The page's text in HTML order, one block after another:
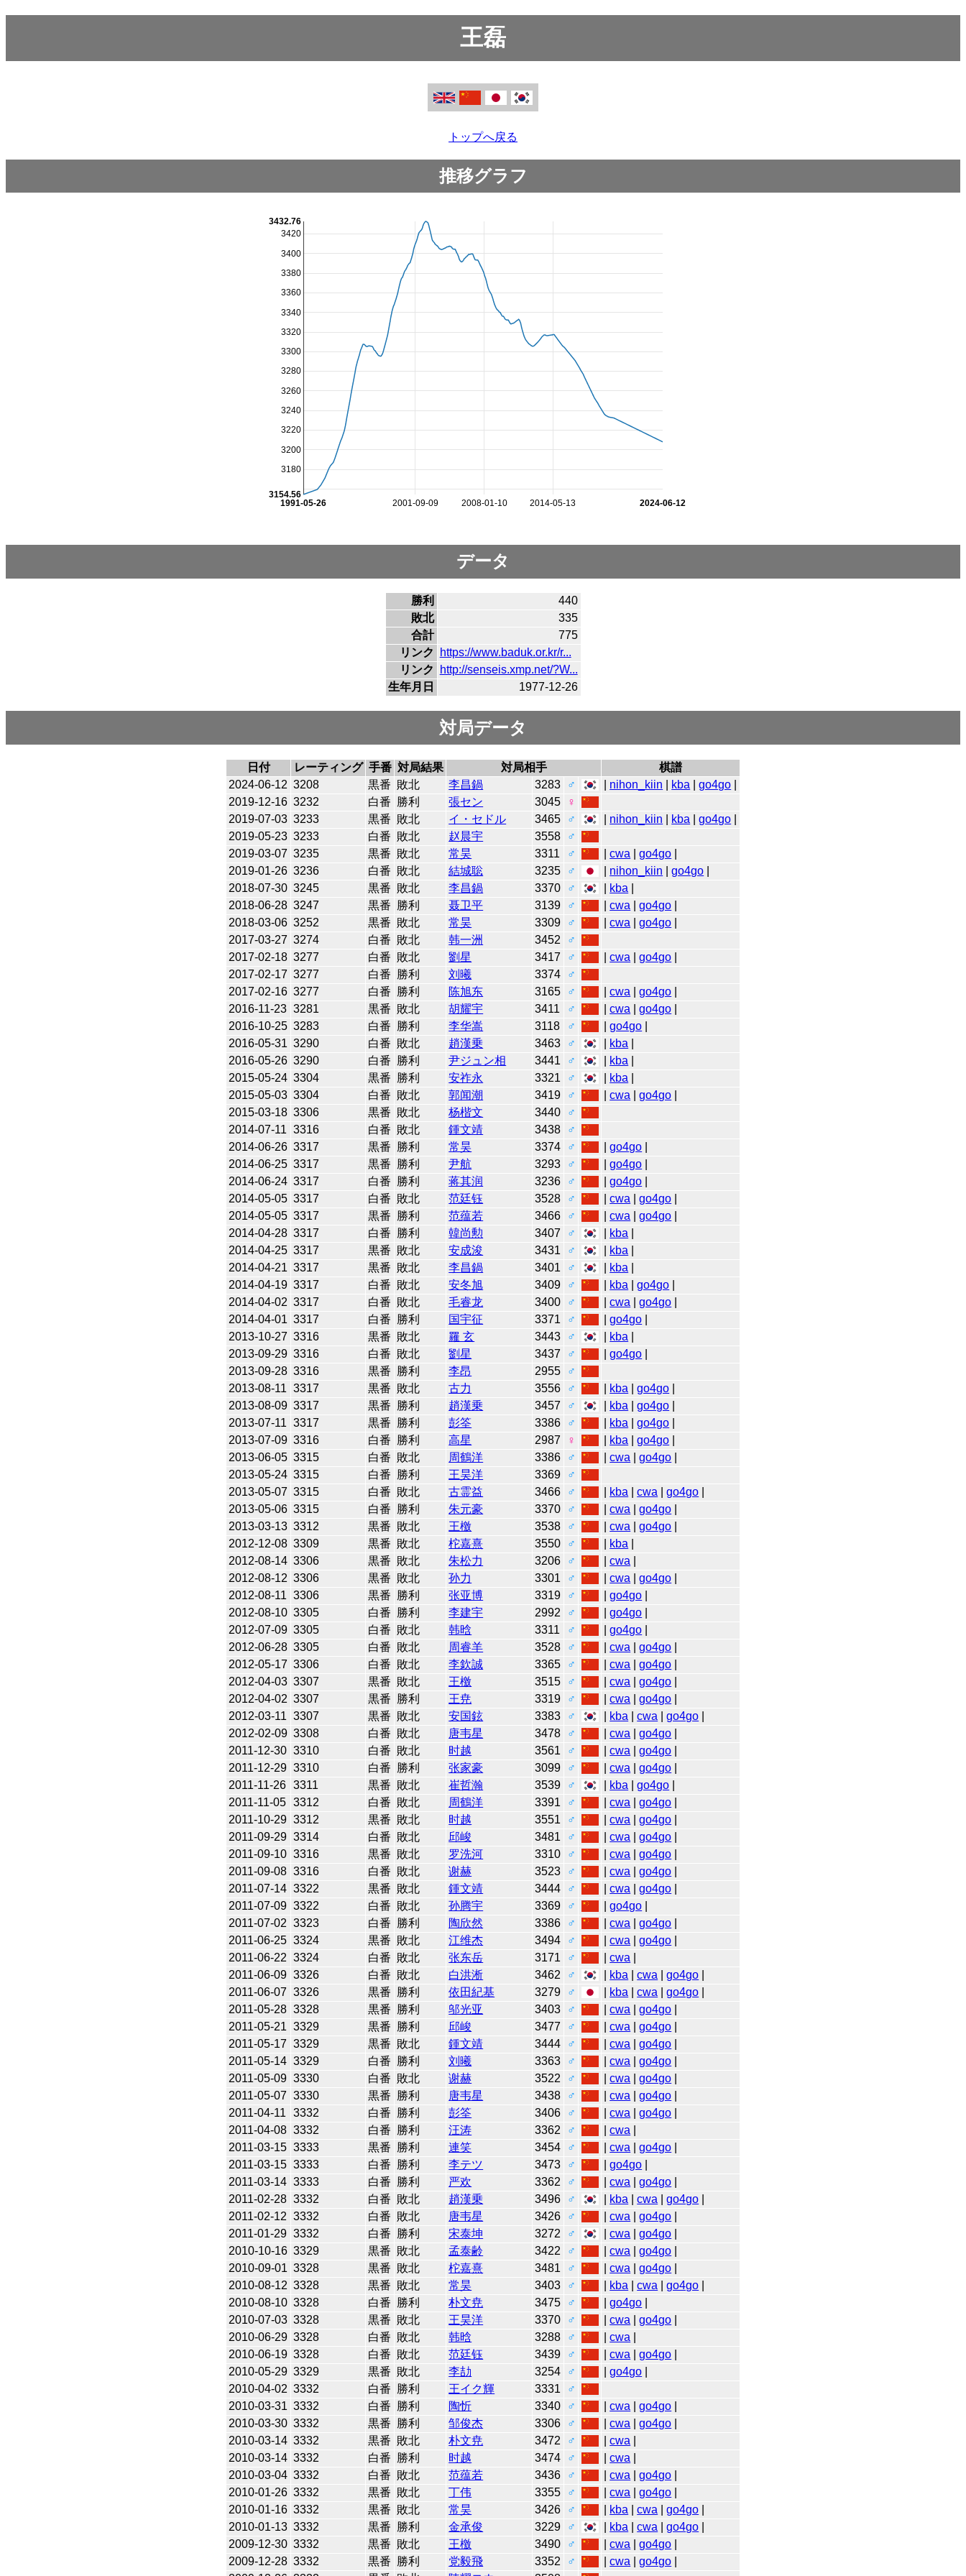
王磊
トップへ戻る
推移グラフ
2001-09-09 2008-01-10 2014-05-13
1991-05-26 2024-06-12
3180
3200
3220
3240
3260
3280
3300
3320
3340
3360
3380
3400
3420
3154.56
3432.76
データ
勝利
440
敗北
335
合計
775
リンク
https://www.baduk.or.kr/r...
リンク
http://senseis.xmp.net/?W...
生年月日
1977-12-26
対局データ
日付 レーティング 手番 対局結果 対局相手
棋譜
2024-06-12 3208 黒番 敗北 李昌鍋 3283 ♂ nihon_kiin kba |go4go
2019-12-16 3232 白番 勝利 張セン 3045
♀
2019-07-03 3233 黒番 敗北 イ・セドル 3465 ♂ nihon_kiin kba |go4go
2019-05-23 3233 白番 敗北 赵晨宇 3558
♂
2019-03-07 3235 黒番 敗北 常昊 3311 ♂ |cwa |go4go
2019-01-26 3236 白番 敗北 結城聡 3235 ♂ nihon_kiin |go4go
2018-07-30 3245 黒番 敗北 李昌鍋 3370 ♂ kba
2018-06-28 3247 黒番 勝利 聂卫平 3139 ♂ |cwa |go4go
2018-03-06 3252 黒番 敗北 常昊 3309 ♂ |cwa |go4go
2017-03-27 3274 白番 敗北 韩一洲 3452
♂
2017-02-18 3277 白番 敗北 劉星 3417 ♂ |cwa |go4go
2017-02-17 3277 白番 勝利 刘曦 3374
♂
2017-02-16 3277 白番 勝利 陈旭东 3165 ♂ |cwa |go4go
2016-11-23 3281 黒番 敗北 胡耀宇 3411 ♂ |cwa |go4go
2016-10-25 3283 白番 勝利 李华嵩 3118 ♂ |go4go
2016-05-31 3290 白番 敗北 趙漢乗 3463 ♂ kba
2016-05-26 3290 白番 勝利 尹ジュン相 3441 ♂ kba
2015-05-24 3304 黒番 勝利 安祚永 3321 ♂ kba
2015-05-03 3304 白番 敗北 郭闻潮 3419 ♂ |cwa |go4go
2015-03-18 3306 黒番 敗北 杨楷文 3440
♂
2014-07-11 3316 白番 敗北 鍾文靖 3438
♂
2014-06-26 3317 黒番 勝利 常昊 3374 ♂ |go4go
2014-06-25 3317 黒番 勝利 尹航 3293 ♂ |go4go
2014-06-24 3317 白番 勝利 蒋其润 3236 ♂ |go4go
2014-05-05 3317 白番 敗北 范廷钰 3528 ♂ |cwa |go4go
2014-05-05 3317 黒番 勝利 范蕴若 3466 ♂ |cwa |go4go
2014-04-28 3317 白番 勝利 韓尚勲 3407 ♂ kba
2014-04-25 3317 黒番 敗北 安成浚 3431 ♂ kba
2014-04-21 3317 黒番 敗北 李昌鍋 3401 ♂ kba
2014-04-19 3317 白番 敗北 安冬旭 3409 ♂ kba |go4go
2014-04-02 3317 白番 敗北 毛睿龙 3400 ♂ |cwa |go4go
2014-04-01 3317 白番 勝利 国宇征 3371 ♂ |go4go
2013-10-27 3316 黒番 敗北 羅 玄 3443 ♂ kba
2013-09-29 3316 白番 敗北 劉星 3437 ♂ |go4go
2013-09-28 3316 黒番 勝利 李昂 2955
♂
2013-08-11 3317 黒番 敗北 古力 3556 ♂ kba |go4go
2013-08-09 3317 黒番 勝利 趙漢乗 3457 ♂ kba |go4go
2013-07-11 3317 黒番 勝利 彭筌 3386 ♂ kba |go4go
2013-07-09 3316 白番 勝利 高星 2987 ♀ kba |go4go
2013-06-05 3315 白番 敗北 周鶴洋 3386 ♂ |cwa |go4go
2013-05-24 3315 白番 勝利 王昊洋 3369
♂
2013-05-07 3315 白番 敗北 古霊益 3466 ♂ kba |cwa |go4go
2013-05-06 3315 白番 勝利 朱元豪 3370 ♂ |cwa |go4go
2013-03-13 3312 黒番 敗北 王檄 3538 ♂ |cwa |go4go
2012-12-08 3309 黒番 敗北 柁嘉熹 3550 ♂ kba
2012-08-14 3306 黒番 敗北 朱松力 3206 ♂ |cwa
2012-08-12 3306 黒番 敗北 孙力 3301 ♂ |cwa |go4go
2012-08-11 3306 黒番 勝利 张亚博 3319 ♂ |go4go
2012-08-10 3305 白番 勝利 李建宇 2992 ♂ |go4go
2012-07-09 3305 白番 敗北 韩晗 3311 ♂ |go4go
2012-06-28 3305 白番 敗北 周睿羊 3528 ♂ |cwa |go4go
2012-05-17 3306 白番 敗北 李欽誠 3365 ♂ |cwa |go4go
2012-04-03 3307 黒番 敗北 王檄 3515 ♂ |cwa |go4go
2012-04-02 3307 黒番 勝利 王尭 3319 ♂ |cwa |go4go
2012-03-11 3307 黒番 敗北 安国鉉 3383 ♂ kba |cwa |go4go
2012-02-09 3308 白番 敗北 唐韦星 3478 ♂ |cwa |go4go
2011-12-30 3310 白番 敗北 时越 3561 ♂ |cwa |go4go
2011-12-29 3310 白番 勝利 张家豪 3099 ♂ |cwa |go4go
2011-11-26 3311 黒番 敗北 崔哲瀚 3539 ♂ kba |go4go
2011-11-05 3312 白番 敗北 周鶴洋 3391 ♂ |cwa |go4go
2011-10-29 3312 黒番 敗北 时越 3551 ♂ |cwa |go4go
2011-09-29 3314 白番 敗北 邱峻 3481 ♂ |cwa |go4go
2011-09-10 3316 黒番 敗北 罗洗河 3310 ♂ |cwa |go4go
2011-09-08 3316 白番 敗北 谢赫 3523 ♂ |cwa |go4go
2011-07-14 3322 黒番 敗北 鍾文靖 3444 ♂ |cwa |go4go
2011-07-09 3322 白番 敗北 孙腾宇 3369 ♂ |go4go
2011-07-02 3323 白番 勝利 陶欣然 3386 ♂ |cwa |go4go
2011-06-25 3324 黒番 敗北 江维杰 3494 ♂ |cwa |go4go
2011-06-22 3324 白番 敗北 张东岳 3171 ♂ |cwa
2011-06-09 3326 白番 敗北 白洪淅 3462 ♂ kba |cwa |go4go
2011-06-07 3326 黒番 勝利 依田紀基 3279 ♂ kba |cwa |go4go
2011-05-28 3328 黒番 勝利 邬光亚 3403 ♂ |cwa |go4go
2011-05-21 3329 黒番 勝利 邱峻 3477 ♂ |cwa |go4go
2011-05-17 3329 黒番 敗北 鍾文靖 3444 ♂ |cwa |go4go
2011-05-14 3329 白番 勝利 刘曦 3363 ♂ |cwa |go4go
2011-05-09 3330 白番 敗北 谢赫 3522 ♂ |cwa |go4go
2011-05-07 3330 黒番 勝利 唐韦星 3438 ♂ |cwa |go4go
2011-04-11
3332 白番 勝利 彭筌 3406 ♂ |cwa |go4go
2011-04-08 3332 白番 勝利 汪涛 3362 ♂ |cwa
2011-03-15 3333 黒番 勝利 連笑 3454 ♂ |cwa |go4go
2011-03-15 3333 白番 勝利 李テツ 3473 ♂ |go4go
2011-03-14 3333 白番 勝利 严欢 3362 ♂ |cwa |go4go
2011-02-28 3332 白番 敗北 趙漢乗 3496 ♂ kba |cwa |go4go
2011-02-12 3332 白番 敗北 唐韦星 3426 ♂ |cwa |go4go
2011-01-29 3332 白番 勝利 宋泰坤 3272 ♂ |cwa |go4go
2010-10-16 3329 黒番 敗北 孟泰齢 3422 ♂ |cwa |go4go
2010-09-01 3328 黒番 敗北 柁嘉熹 3481 ♂ |cwa |go4go
2010-08-12 3328 黒番 敗北 常昊 3403 ♂ kba |cwa |go4go
2010-08-10 3328 白番 勝利 朴文尭 3475 ♂ |go4go
2010-07-03 3328 黒番 敗北 王昊洋 3370 ♂ |cwa |go4go
2010-06-29 3328 白番 敗北 韩晗 3288 ♂ |cwa
2010-06-19 3328 白番 敗北 范廷钰 3439 ♂ |cwa |go4go
2010-05-29 3329 黒番 敗北 李劼 3254 ♂ |go4go
2010-04-02 3332 白番 勝利 王イク輝 3331
♂
2010-03-31 3332 白番 勝利 陶忻 3340 ♂ |cwa |go4go
2010-03-30 3332 黒番 勝利 邹俊杰 3306 ♂ |cwa |go4go
2010-03-14 3332 黒番 敗北 朴文尭 3472 ♂ |cwa
2010-03-14 3332 白番 勝利 时越 3474 ♂ |cwa
2010-03-04 3332 白番 敗北 范蕴若 3436 ♂ |cwa |go4go
2010-01-26 3332 黒番 敗北 丁伟 3355 ♂ |cwa |go4go
2010-01-16 3332 黒番 敗北 常昊 3426 ♂ kba |cwa |go4go
2010-01-13 3332 黒番 勝利 金承俊 3229 ♂ kba |cwa |go4go
2009-12-30 3332 黒番 敗北 王檄 3490 ♂ |cwa |go4go
2009-12-28 3332 黒番 勝利 党毅飛 3352 ♂ |cwa |go4go